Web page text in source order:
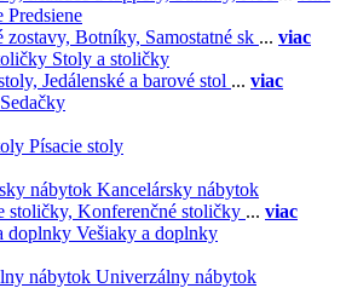
Predsiene
zostavy, Botníky, Samostatné sk ... viac
Stoly a stoličky
Jedálenské a barové stol ... viac
Sedačky
Písacie stoly
Kancelársky nábytok
stoličky, Konferenčné stoličky ... viac
Vešiaky a doplnky
Univerzálny nábytok